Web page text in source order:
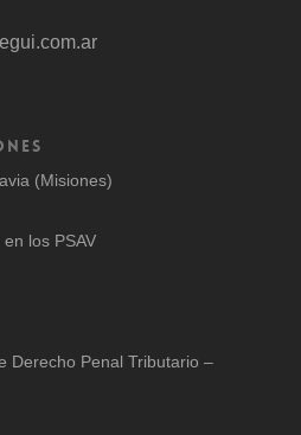
(Misiones)
los PSAV
Derecho Penal Tributario –